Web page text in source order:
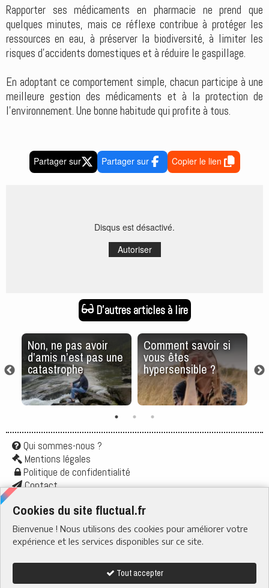
Cookies du site fluctual.fr
Bienvenue ! Nous utilisons des cookies pour améliorer votre
expérience et les services disponibles sur ce site.
Tout accepter
Rapporter ses médicaments en pharmacie ne prend que
quelques minutes, mais ce réflexe contribue à protéger les
ressources en eau, à préserver la biodiversité, à limiter les
risques d'accidents domestiques et à réduire le gaspillage.
En adoptant ce comportement simple, chacun participe à une
meilleure gestion des médicaments et à la protection de
l'environnement. Une bonne habitude qui profite à tous.
Partager sur Partager sur Copier le lien
Disqus est désactivé.
Autoriser
D'autres articles à lire
Non, ne pas avoir
d’amis n’est pas une
catastrophe
Comment savoir si
vous êtes
hypersensible ?
Qui sommes-nous ?
Mentions légales
Politique de confidentialité
Contact
Flux rss
RUBRIQUES
› Actu & Société
› Quotidien
› Santé & Bien-être
› Tech & Web